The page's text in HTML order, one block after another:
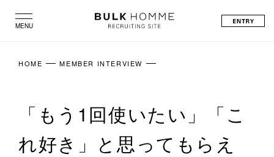
MENU
HOME MEMBER INTERVIEW
「もう1回使いたい」「こ
れ好き」と思ってもらえ
BULK
SITE